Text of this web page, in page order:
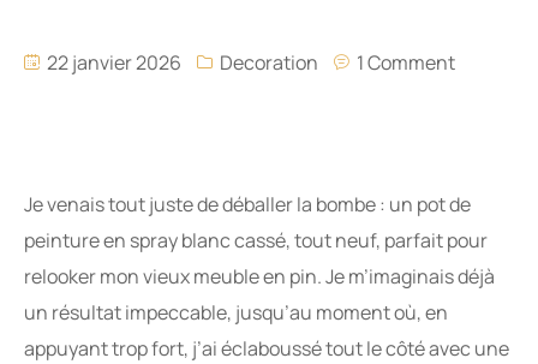
22 janvier 2026 Decoration 1 Comment
Je venais tout juste de déballer la bombe : un pot de
peinture en spray blanc cassé, tout neuf, parfait pour
relooker mon vieux meuble en pin. Je m’imaginais déjà
un résultat impeccable, jusqu’au moment où, en
appuyant trop fort, j’ai éclaboussé tout le côté avec une